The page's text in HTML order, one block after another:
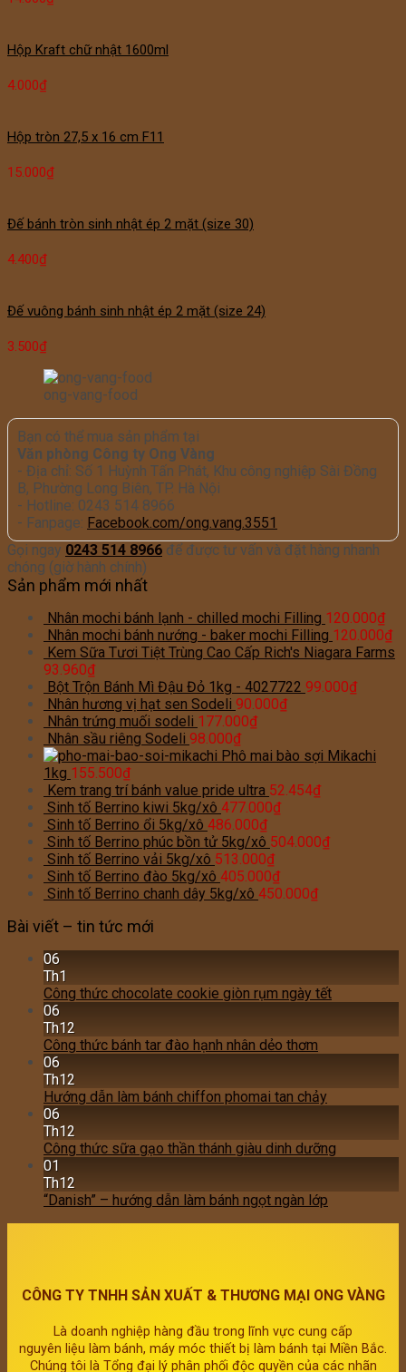
Hộp Kraft chữ nhật 1600ml
4.000₫
Hộp tròn 27,5 x 16 cm F11
15.000₫
Đế bánh tròn sinh nhật ép 2 mặt (size 30)
4.400₫
Đế vuông bánh sinh nhật ép 2 mặt (size 24)
3.500₫
ong-vang-food
Bạn có thể mua sản phẩm tại
Văn phòng Công ty Ong Vàng
- Địa chỉ: Số 1 Huỳnh Tấn Phát, Khu công nghiệp Sài Đồng
B, Phường Long Biên, TP. Hà Nội
- Hotline: 0243 514 8966
- Fanpage: Facebook.com/ong.vang.3551
Gọi ngay 0243 514 8966 để được tư vấn và đặt hàng nhanh
chóng (giờ hành chính)
Sản phẩm mới nhất
Nhân mochi bánh lạnh - chilled mochi Filling 120.000₫
Nhân mochi bánh nướng - baker mochi Filling 120.000₫
Kem Sữa Tươi Tiệt Trùng Cao Cấp Rich's Niagara Farms
93.960₫
Bột Trộn Bánh Mì Đậu Đỏ 1kg - 4027722 99.000₫
Nhân hương vị hạt sen Sodeli 90.000₫
Nhân trứng muối sodeli 177.000₫
Nhân sầu riêng Sodeli 98.000₫
Phô mai bào sợi Mikachi
1kg 155.500₫
Kem trang trí bánh value pride ultra 52.454₫
Sinh tố Berrino kiwi 5kg/xô 477.000₫
Sinh tố Berrino ổi 5kg/xô 486.000₫
Sinh tố Berrino phúc bồn tử 5kg/xô 504.000₫
Sinh tố Berrino vải 5kg/xô 513.000₫
Sinh tố Berrino đào 5kg/xô 405.000₫
Sinh tố Berrino chanh dây 5kg/xô 450.000₫
Bài viết – tin tức mới
06
Th1
Công thức chocolate cookie giòn rụm ngày tết
06
Th12
Công thức bánh tar đào hạnh nhân dẻo thơm
06
Th12
Hướng dẫn làm bánh chiffon phomai tan chảy
06
Th12
Công thức sữa gạo thần thánh giàu dinh dưỡng
01
Th12
“Danish” – hướng dẫn làm bánh ngọt ngàn lớp
CÔNG TY TNHH SẢN XUẤT & THƯƠNG MẠI ONG VÀNG
Là doanh nghiệp hàng đầu trong lĩnh vực cung cấp
nguyên liệu làm bánh, máy móc thiết bị làm bánh tại Miền Bắc.
Chúng tôi là Tổng đại lý phân phối độc quyền của các nhãn